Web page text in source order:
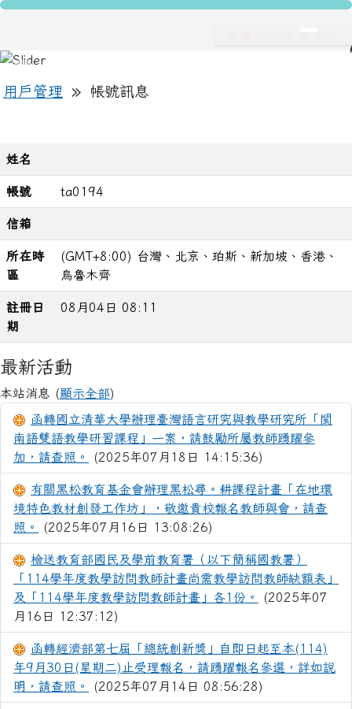
跳至主內容區
龍安國民小學
主內容區域
用戶管理 » 帳號訊息
姓名
帳號 ta0194
信箱
所在時
區
(GMT+8:00) 台灣、北京、珀斯、新加坡、香港、
烏魯木齊
註冊日
期
08月04日 08:11
最新活動
本站消息 (顯示全部)
函轉國立清華大學辦理臺灣語言研究與教學研究所「閩
南語雙語教學研習課程」一案，請鼓勵所屬教師踴躍參
加，請查照。
(2025年07月18日 14:15:36)
有關黑松教育基金會辦理黑松尋。耕課程計畫「在地環
境特色教材創發工作坊」，敬邀貴校報名教師與會，請查
照。
(2025年07月16日 13:08:26)
檢送教育部國民及學前教育署（以下簡稱國教署）
「114學年度教學訪問教師計畫尚需教學訪問教師缺額表」
及「114學年度教學訪問教師計畫」各1份。
(2025年07
月16日 12:37:12)
函轉經濟部第七屆「總統創新獎」自即日起至本(114)
年9月30日(星期二)止受理報名，請踴躍報名參選，詳如說
明，請查照。
(2025年07月14日 08:56:28)
頁尾區域